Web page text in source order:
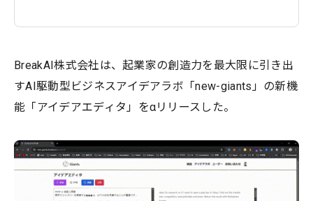
BreakAI株式会社は、起業家の創造力を最大限に引き出
すAI駆動型ビジネスアイデアラボ「new-giants」の新機
能「アイデアエディタ」をαリリースした。